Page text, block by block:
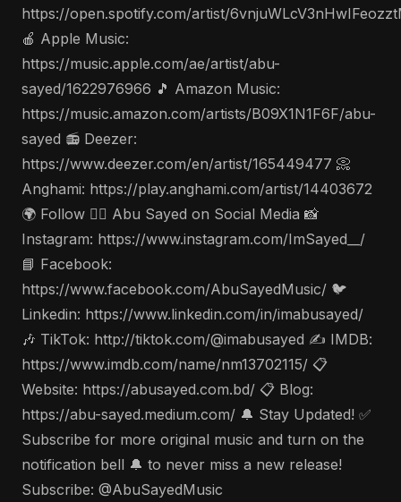
https://open.spotify.com/artist/
🍎 Apple Music:
https://music.apple.com/ae/artist/abu-
sayed/1622976966 🎵 Amazon Music:
https://music.amazon.com/artists/B09X1N1F6F/abu-
sayed 📻 Deezer:
https://www.deezer.com/en/artist/165449477 📀
Anghami: https://play.anghami.com/artist/14403672
🌍 Follow 🤵‍♂️ Abu Sayed on Social Media 📸
Instagram: https://www.instagram.com/ImSayed__/
📘 Facebook:
https://www.facebook.com/AbuSayedMusic/ 🐦
Linkedin: https://www.linkedin.com/in/imabusayed/
🎶 TikTok: http://tiktok.com/@imabusayed ✍️ IMDB:
https://www.imdb.com/name/nm13702115/ 📋
Website: https://abusayed.com.bd/ 📋 Blog:
https://abu-sayed.medium.com/ 🔔 Stay Updated! ✅
Subscribe for more original music and turn on the
notification bell 🔔 to never miss a new release!
Subscribe: @AbuSayedMusic